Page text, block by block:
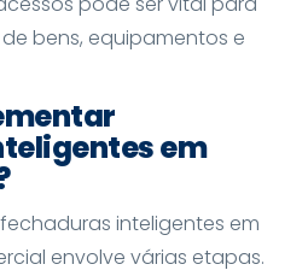
bens, equipamentos e
em
inteligentes em
envolve várias etapas.